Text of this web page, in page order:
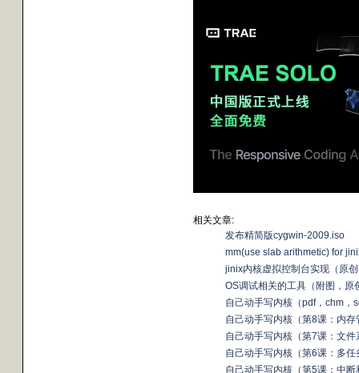
相关文章:
发布精简版cygwin-2009.iso
mm(use slab arithmetic) for
jinix内核虚拟控制台实现（原
OS调试相关的工具（附图，原
自己动手写内核（pdf，chm
自己动手写内核（第8课：内
自己动手写内核（第7课：文
自己动手写内核（第6课：多任
自己动手写内核（第5课：中